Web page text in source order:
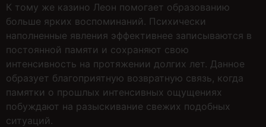
К тому же казино Леон помогает образованию
больше ярких воспоминаний. Психически
наполненные явления эффективнее записываются в
постоянной памяти и сохраняют свою
интенсивность на протяжении долгих лет. Данное
образует благоприятную возвратную связь, когда
памятки о прошлых интенсивных ощущениях
побуждают на разыскивание свежих подобных
ситуаций.